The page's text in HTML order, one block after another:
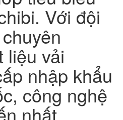
Với đội
liệu vải
nhập khẩu
công nghệ
nhất,